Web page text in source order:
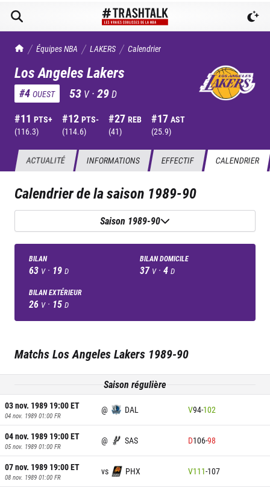
TrashTalk Actu NBA
Équipes NBA LAKERS Calendrier
Los Angeles Lakers
#4 OUEST 53 V ·29D
#11 PTS+
(116.3)
#12 PTS-
(114.6)
#27 REB
(41)
#17 AST
(25.9)
ACTUALITÉ INFORMATIONS EFFECTIF CALENDRIER
Calendrier de la saison 1989-90
Saison 1989-90
BILAN
63 V · 19 D
BILAN DOMICILE
37 V · 4 D
BILAN EXTÉRIEUR
26 V · 15 D
MatchsLos Angeles Lakers 1989-90
Saison régulière
03 nov. 1989 19:00ET
04 nov. 1989 01:00 FR
@ DAL V94-102
04 nov. 1989 19:00ET
05 nov. 1989 01:00 FR
@ SAS D106-98
07 nov. 1989 19:00ET
08 nov. 1989 01:00 FR
vs PHX V111-107